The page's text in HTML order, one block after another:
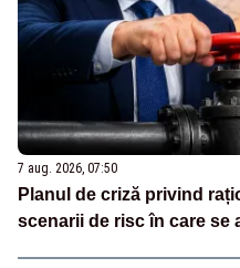
7 aug. 2026, 07:50
Planul de criză privind
scenarii de risc în care se